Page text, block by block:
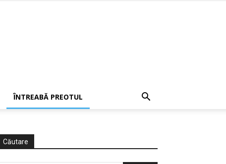
ÎNTREABĂ PREOTUL
Căutare